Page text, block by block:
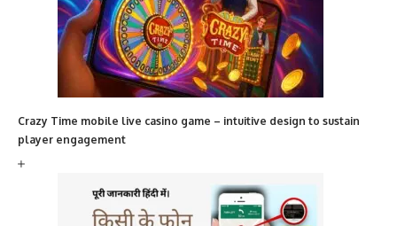
Crazy Time mobile live casino game – intuitive design to sustain
player engagement